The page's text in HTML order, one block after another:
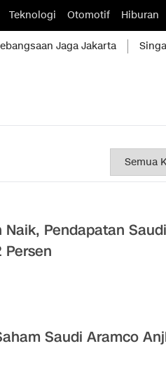
Teknologi Otomotif Hiburan
Jaga Jakarta
Pendapatan Saudi
Saudi Aramco